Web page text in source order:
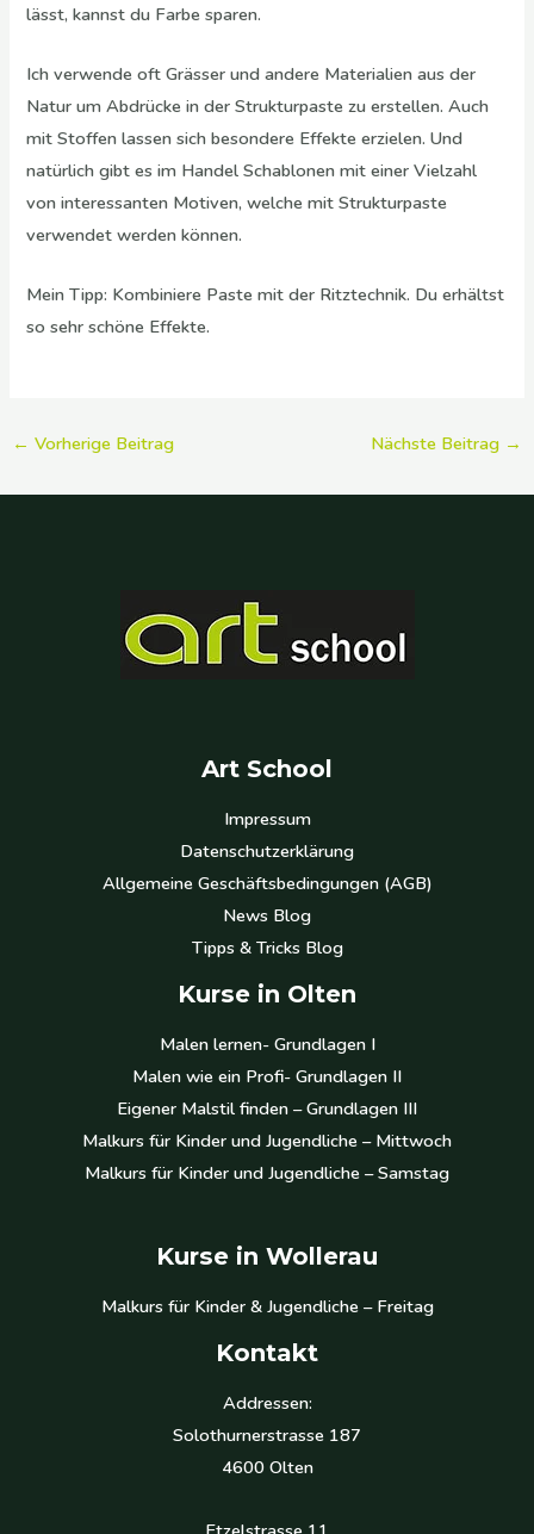
lässt, kannst du Farbe sparen.
Ich verwende oft Grässer und andere Materialien aus der
Natur um Abdrücke in der Strukturpaste zu erstellen. Auch
mit Stoffen lassen sich besondere Effekte erzielen. Und
natürlich gibt es im Handel Schablonen mit einer Vielzahl
von interessanten Motiven, welche mit Strukturpaste
verwendet werden können.
Mein Tipp: Kombiniere Paste mit der Ritztechnik. Du erhältst
so sehr schöne Effekte.
← Vorherige Beitrag Nächste Beitrag →
Art School
Impressum
Datenschutzerklärung
Allgemeine Geschäftsbedingungen (AGB)
News Blog
Tipps & Tricks Blog
Kurse in Olten
Malen lernen- Grundlagen I
Malen wie ein Profi- Grundlagen II
Eigener Malstil finden – Grundlagen III
Malkurs für Kinder und Jugendliche – Mittwoch
Malkurs für Kinder und Jugendliche – Samstag
Kurse in Wollerau
Malkurs für Kinder & Jugendliche – Freitag
Kontakt
Addressen:
Solothurnerstrasse 187
4600 Olten